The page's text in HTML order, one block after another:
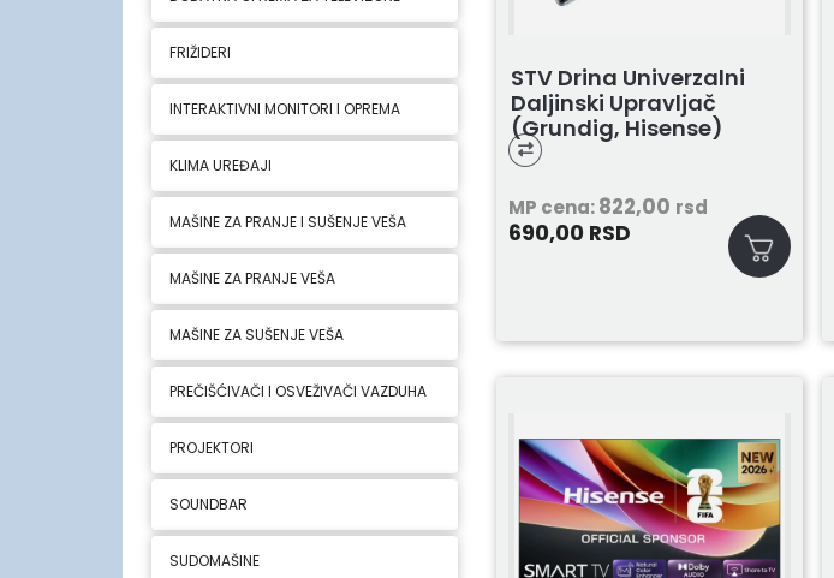
FRIŽIDERI
INTERAKTIVNI MONITORI I OPREMA
KLIMA UREĐAJI
MAŠINE ZA PRANJE I SUŠENJE VEŠA
MAŠINE ZA PRANJE VEŠA
MAŠINE ZA SUŠENJE VEŠA
PREČIŠĆIVAČI I OSVEŽIVAČI VAZDUHA
PROJEKTORI
SOUNDBAR
SUDOMAŠINE
STV Drina Univerzalni
Daljinski Upravljač
(Grundig, Hisense)
MP cena:822,00 rsd
690,00 RSD